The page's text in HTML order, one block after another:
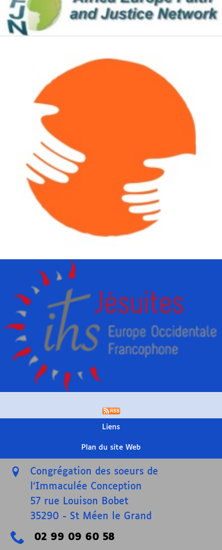
Liens
Plan du site Web
Congrégation des soeurs de
l’Immaculée Conception
57 rue Louison Bobet
35290 - St Méen le Grand
02 99 09 60 58